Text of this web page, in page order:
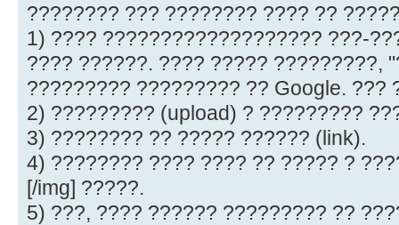
???????? ??? ???????? ???? ??
1) ???? ??????????????????? ???-
???? ??????. ???? ????? ?????????,
????????? ????????? ?? Google. ???
2) ????????? (upload) ? ?????????
3) ???????? ?? ????? ?????? (link).
4) ???????? ???? ???? ?? ????? ?
[/img] ?????.
5) ???, ???? ?????? ????????? ??